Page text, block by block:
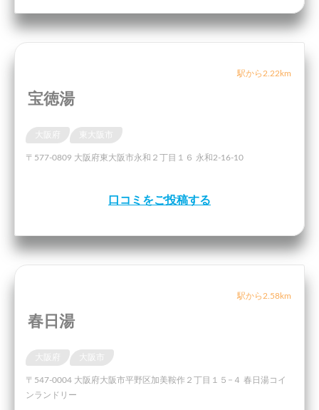
駅から2.22km
宝徳湯
〒577-0809 大阪府東大阪市永和２丁目１６ 永和2-16-10
口コミをご投稿する
駅から2.58km
春日湯
〒547-0004 大阪府大阪市平野区加美鞍作２丁目１５−４ 春日湯コイ
ンランドリー